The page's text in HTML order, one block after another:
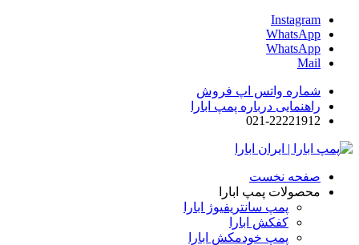
Instagram
WhatsApp
WhatsApp
Mail
شماره واتس اپ فروش
راهنمایی درباره پمپ ابارا
021-22221912
صفحه نخست
محصولات پمپ ابارا
پمپ سانتریفیوژ ابارا
کفکش ابارا
پمپ خودمکش ابارا